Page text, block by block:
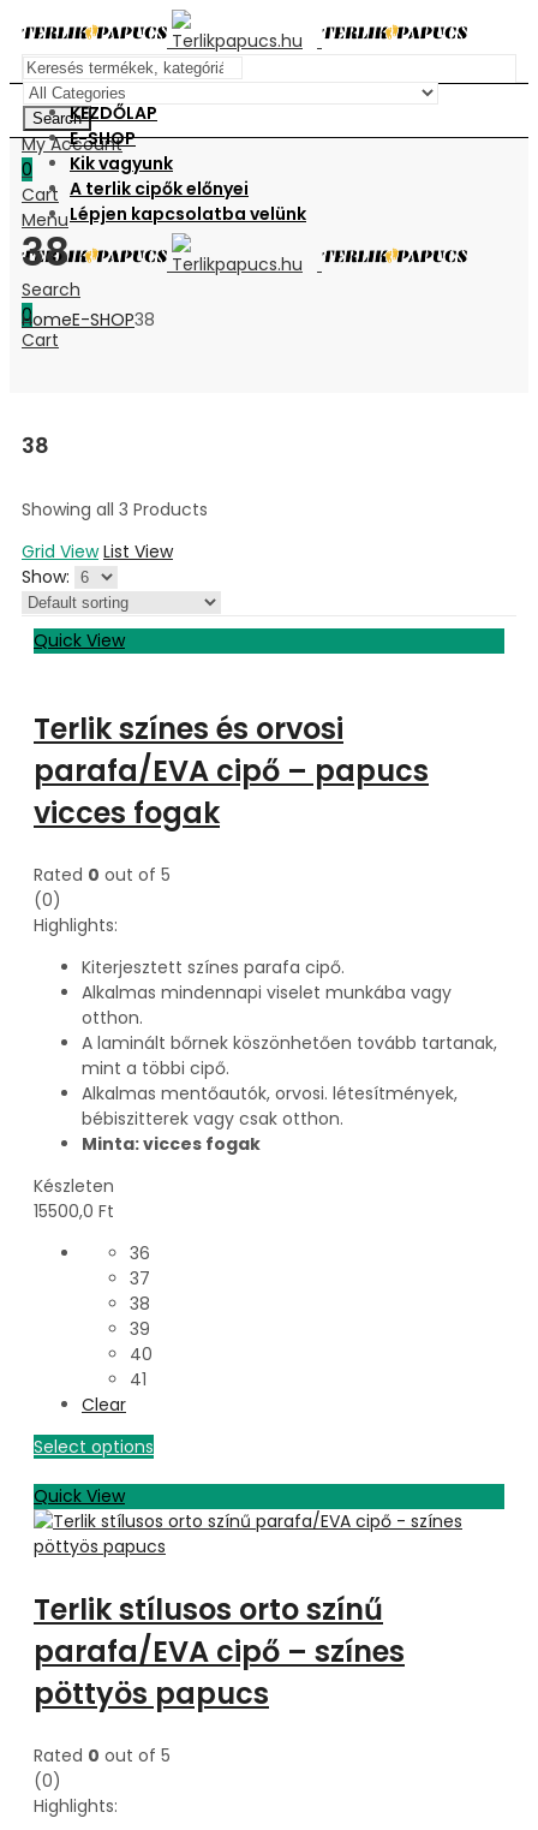
Search
My Account
0
Cart
Menu
Search
0
Cart
KEZDŐLAP
E-SHOP
Kik vagyunk
A terlik cipők előnyei
Lépjen kapcsolatba velünk
38
HomeE-SHOP38
38
Showing all 3 Products
Grid View List View
Show:
Quick View
Terlik színes és orvosi
parafa/EVA cipő – papucs
vicces fogak
Rated 0 out of 5
(0)
Highlights:
Kiterjesztett színes parafa cipő.
Alkalmas mindennapi viselet munkába vagy
otthon.
A laminált bőrnek köszönhetően tovább tartanak,
mint a többi cipő.
Alkalmas mentőautók, orvosi. létesítmények,
bébiszitterek vagy csak otthon.
Minta: vicces fogak
Készleten
15500,0 Ft
36
37
38
39
40
41
Clear
Select options
Quick View
Terlik stílusos orto színű
parafa/EVA cipő – színes
pöttyös papucs
Rated 0 out of 5
(0)
Highlights: